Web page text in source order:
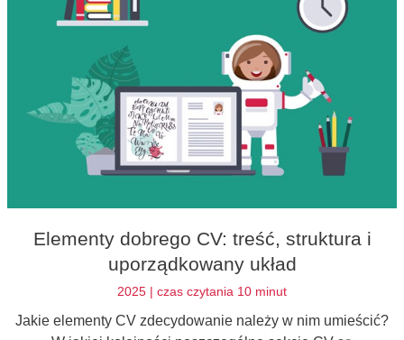
Elementy dobrego CV: treść, struktura i
uporządkowany układ
2025 | czas czytania 10 minut
Jakie elementy CV zdecydowanie należy w nim umieścić?